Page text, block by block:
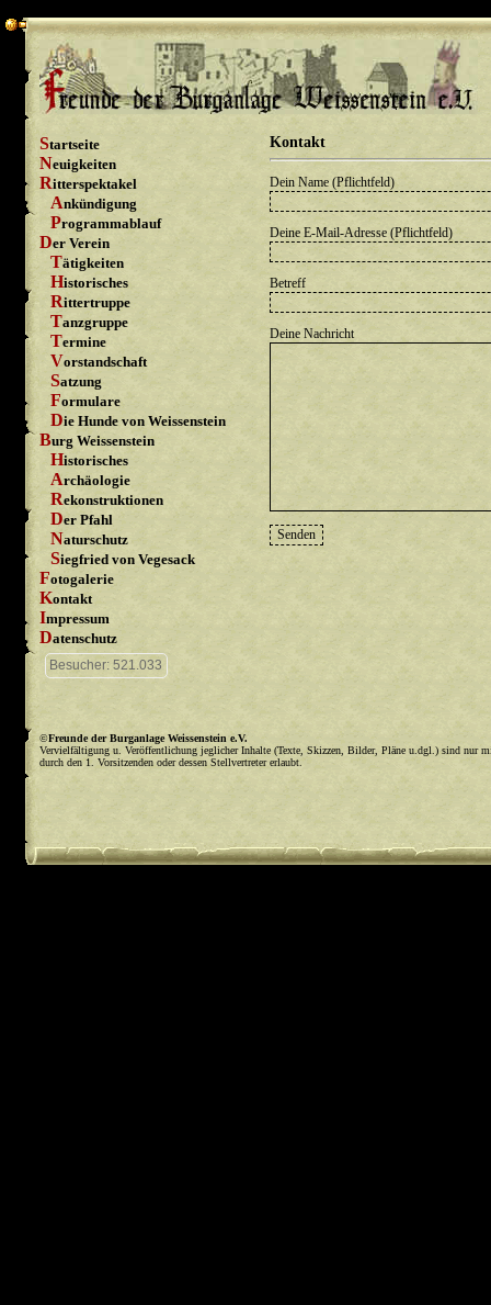
Startseite
Neuigkeiten
Ritterspektakel
Ankündigung
Programmablauf
Der Verein
Tätigkeiten
Historisches
Rittertruppe
Tanzgruppe
Termine
Vorstandschaft
Satzung
Formulare
Die Hunde von Weissenstein
Burg Weissenstein
Historisches
Archäologie
Rekonstruktionen
Der Pfahl
Naturschutz
Siegfried von Vegesack
Fotogalerie
Kontakt
Impressum
Datenschutz
Besucher: 521.033
Kontakt
Dein Name (Pflichtfeld)
Deine E-Mail-Adresse (Pflichtfeld)
Betreff
Deine Nachricht
©Freunde der Burganlage Weissenstein e.V.
Vervielfältigung u. Veröffentlichung jeglicher Inhalte (Texte, Skizzen, Bilder, Pläne u.dgl.) sind nur
durch den 1. Vorsitzenden oder dessen Stellvertreter erlaubt.